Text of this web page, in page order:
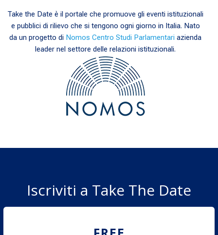
Take the Date è il portale che promuove gli eventi istituzionali
e pubblici di rilievo che si tengono ogni giorno in Italia. Nato
da un progetto di Nomos Centro Studi Parlamentari azienda
leader nel settore delle relazioni istituzionali.
Iscriviti a Take The Date